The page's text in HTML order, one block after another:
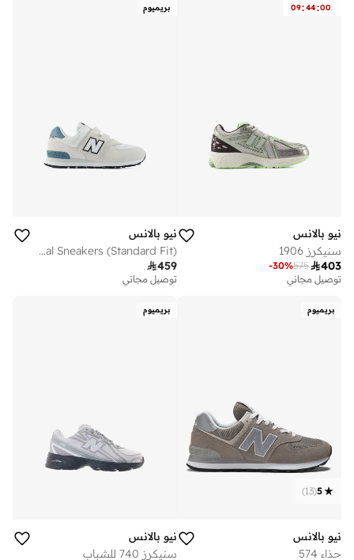
09:44:00
نيو بالانس
سنيكرز 1906
403
575
-30%
توصيل مجاني
بريميوم
نيو بالانس
Kids 574 Hook & Loop casual Sneakers (Standard Fit)
459
توصيل مجاني
بريميوم
5
(
13
)
نيو بالانس
حذاء 574
بريميوم
نيو بالانس
سنيكرز 740 للشباب